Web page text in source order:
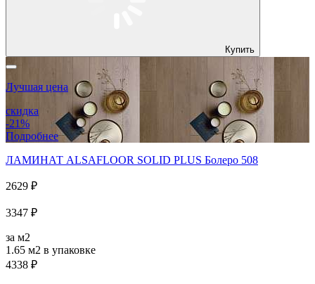
Купить
Лучшая цена
скидка
-21%
Подробнее
ЛАМИНАТ ALSAFLOOR SOLID PLUS Болеро 508
2629 ₽
3347 ₽
за м2
1.65 м2 в упаковке
4338 ₽